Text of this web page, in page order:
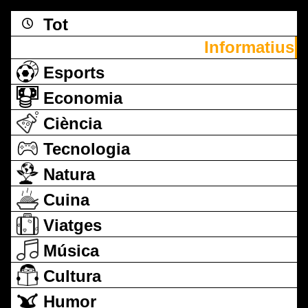
Tot
Informatius
Esports
Economia
Ciència
Tecnologia
Natura
Cuina
Viatges
Música
Cultura
Humor